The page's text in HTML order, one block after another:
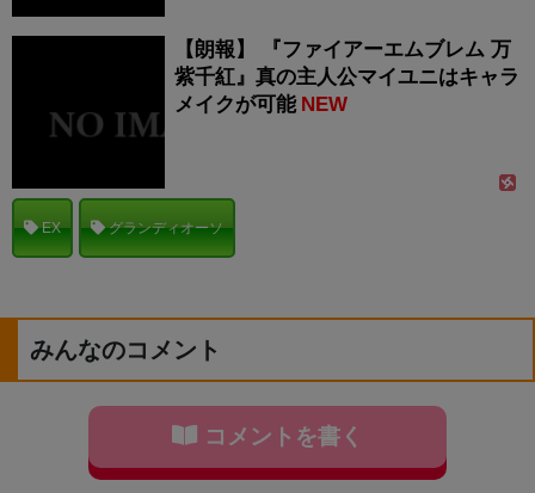
【朗報】 『ファイアーエムブレム 万
紫千紅』真の主人公マイユニはキャラ
メイクが可能 NEW
EX グランディオーソ
みんなのコメント
コメントを書く